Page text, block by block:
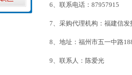
6、联系电话： 87957915
7、采购代理机构：福建信
8、地址： 福州市五一中路
9、联系人：陈爱光